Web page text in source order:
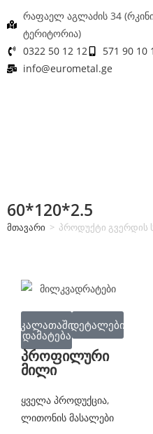
რაფაელ აგლაძის 34
ტერიტორია)
0322 50 12 12
571 90 10
info@eurometal.ge
60*120*2.5
მთავარი > პროდუქტი გვერდის
კალათაში
დამატება
დეტალები
პროფილური
მილი
ყველა პროდუქცია,
ლითონის მასალები